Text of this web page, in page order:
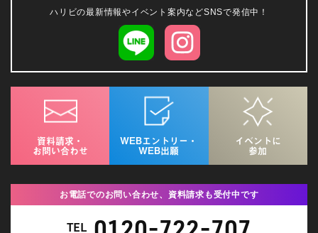
ハリビの最新情報やイベント案内などSNSで発信中！
資料請求・
お問い合わせ
WEBエントリー・
WEB出願
イベントに
参加
お電話でのお問い合わせ、資料請求も受付中です
TEL